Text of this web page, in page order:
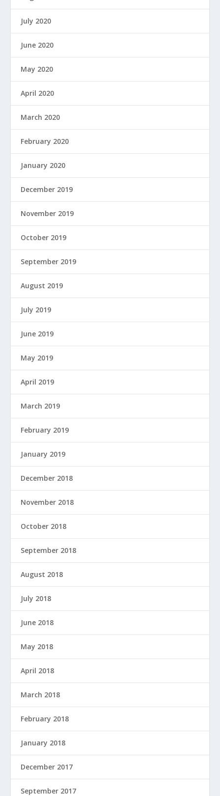
July 2020
June 2020
May 2020
April 2020
March 2020
February 2020
January 2020
December 2019
November 2019
October 2019
September 2019
August 2019
July 2019
June 2019
May 2019
April 2019
March 2019
February 2019
January 2019
December 2018
November 2018
October 2018
September 2018
August 2018
July 2018
June 2018
May 2018
April 2018
March 2018
February 2018
January 2018
December 2017
September 2017